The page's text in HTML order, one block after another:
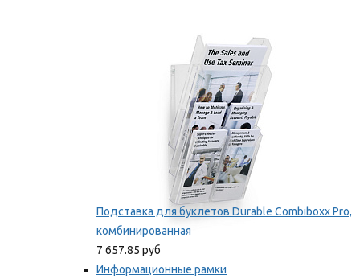
Подставка для буклетов Durable Combiboxx Pro,
комбинированная
7 657.85 руб
Информационные рамки